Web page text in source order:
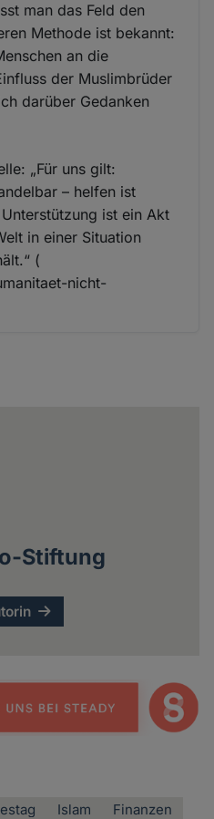
man das Feld den
Methode ist bekannt:
an die
der Muslimbrüder
darüber Gedanken
„Für uns gilt:
– helfen ist
ist ein Akt
in einer Situation
(
nicht-
Stiftung
Islam
Finanzen